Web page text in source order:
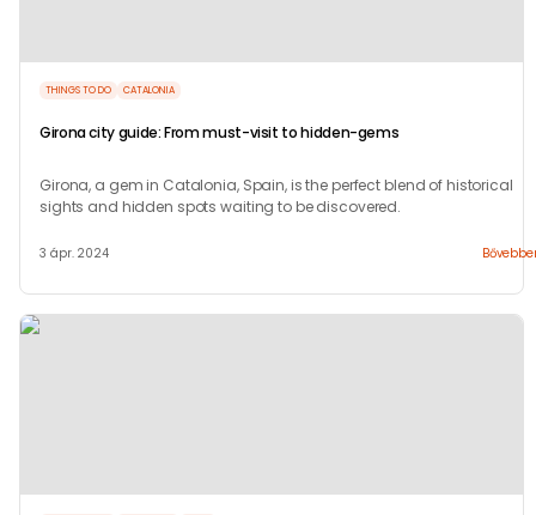
THINGS TO DO CATALONIA
Girona city guide: From must-visit to hidden-gems
Girona, a gem in Catalonia, Spain, is the perfect blend of historical
sights and hidden spots waiting to be discovered.
3 ápr. 2024